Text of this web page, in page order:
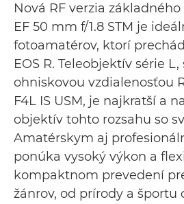
Nová RF verzia
EF 50 mm f/1.8 STM je
fotoamatérov, ktorí
EOS R. Teleobjektív série
ohniskovou vzdialenosťou
F4L IS USM, je najkratší a
objektív tohto rozsahu so
Amatérskym aj
ponúka vysoký výkon a
kompaktnom prevedení
žánrov, od prírody a športu